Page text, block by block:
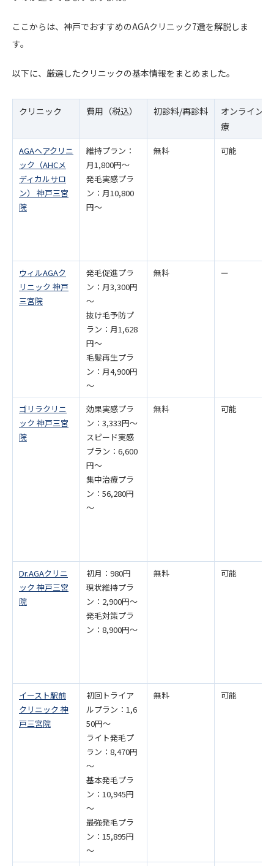
ここからは、神戸でおすすめのAGAクリニック7選を解説しま
す。
以下に、厳選したクリニックの基本情報をまとめました。
クリニック 費用（税込） 初診料/再診料
オンライン治
療
AGAヘアクリニ
ック（AHCメ
ディカルサロ
ン） 神戸三宮
院
維持プラン：
月1,800円～
発毛実感プラ
ン：月10,800
円～
無料 可能
ウィルAGAク
リニック 神戸
三宮院
発毛促進プラ
ン：月3,300円
～
抜け毛予防プ
ラン：月1,628
円～
毛髪再生プラ
ン：月4,900円
～
無料 ー
ゴリラクリニ
ック 神戸三宮
院
効果実感プラ
ン：3,333円～
スピード実感
プラン：6,600
円～
集中治療プラ
ン：56,280円
～
無料 可能
Dr.AGAクリニ
ック 神戸三宮
院
初月：980円
現状維持プラ
ン：2,900円～
発毛対策プラ
ン：8,900円～
無料 可能
イースト駅前
クリニック 神
戸三宮院
初回トライア
ルプラン：1,6
50円～
ライト発毛プ
ラン：8,470円
～
基本発毛プラ
ン：10,945円
～
最強発毛プラ
ン：15,895円
～
無料 可能